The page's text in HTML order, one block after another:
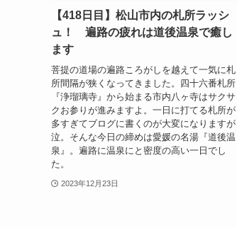
【418日目】松山市内の札所ラッシ
ュ！ 遍路の疲れは道後温泉で癒し
ます
菩提の道場の遍路ころがしを越えて一気に札
所間隔が狭くなってきました。四十六番札所
『浄瑠璃寺』から始まる市内八ヶ寺はサクサ
クお参りが進みますよ。一日に打てる札所が
多すぎてブログに書くのが大変になりますが
泣。そんな今日の締めは愛媛の名湯『道後温
泉』。遍路に温泉にと密度の高い一日でし
た。
2023年12月23日